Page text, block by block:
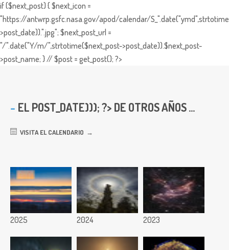
if ($next_post) { $next_icon =
"https://antwrp.gsfc.nasa.gov/apod/calendar/
>post_date)).".jpg"; $next_post_url =
"/".date("Y/m/",strtotime($next_post->post_date)).$next_post-
>post_name; } // $post = get_post(); ?>
EL POST_DATE))); ?> DE OTROS AÑOS ...
VISITA EL CALENDARIO
2025 2024 2023